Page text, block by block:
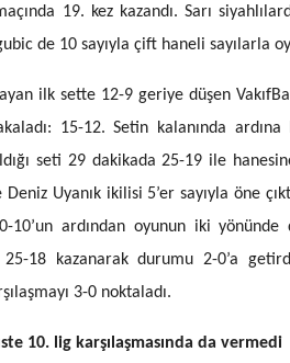
19. kez kazandı. Sarı
de 10 sayıyla çift haneli sayılarla
ilk sette 12-9 geriye düşen
15-12. Setin kalanında
seti 29 dakikada 25-19 ile
Uyanık ikilisi 5’er sayıyla öne
10’un ardından oyunun iki
25-18 kazanarak durumu 2-0’a
3-0 noktaladı.
10. lig karşılaşmasında da vermedi